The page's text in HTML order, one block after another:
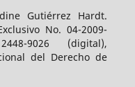
Gutiérrez Hardt.
No. 04-2009-
9026 (digital),
del Derecho de